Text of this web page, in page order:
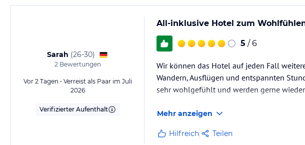
Sarah (26-30)
2Bewertungen
Vor 2 Tagen • Verreist als Paar im Juli
2026
Verifizierter Aufenthalt
All-inklusive Hotel zum
5 / 6
Wir können das Hotel auf jeden Fall
Wandern, Ausflügen und entspannten
sehr wohlgefühlt und werden gerne
Mehr anzeigen
Hilfreich Teilen